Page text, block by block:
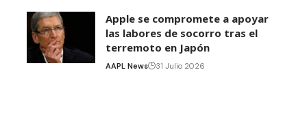
Apple se compromete a apoyar
las labores de socorro tras el
terremoto en Japón
AAPL News 31 Julio 2026